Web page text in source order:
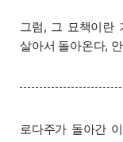
그럼, 그 묘책이란
살아서 돌아온다,
로다주가 돌아간